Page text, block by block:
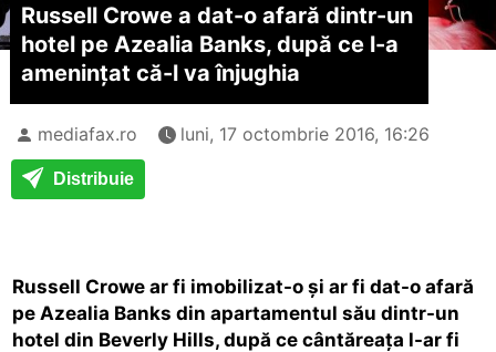
Russell Crowe a dat-o afară dintr-un
hotel pe Azealia Banks, după ce l-a
ameninţat că-l va înjughia
mediafax.ro luni, 17 octombrie 2016, 16:26
Distribuie
Russell Crowe ar fi imobilizat-o şi ar fi dat-o afară
pe Azealia Banks din apartamentul său dintr-un
hotel din Beverly Hills, după ce cântăreaţa l-ar fi